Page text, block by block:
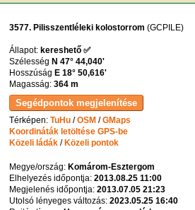
3577. Pilisszentléleki kolostorrom (GCPILE)
Állapot: kereshető ✅
Szélesség N 47° 44,040'
Hosszúság E 18° 50,616'
Magasság:364 m
Térképen:TuHu /OSM /GMaps
Koordináták letöltése GPS-be
Közeli ládák / Közeli pontok
Megye/ország: Komárom-Esztergom
Elhelyezés időpontja:2013.08.25 11:00
Megjelenés időpontja:2013.07.05 21:23
Utolsó lényeges változás:2023.05.25 16:40